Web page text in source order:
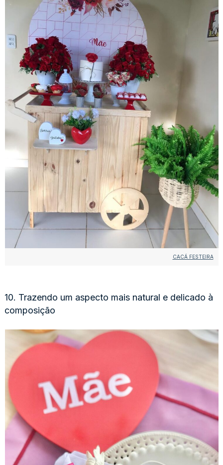
CACÁ FESTEIRA
10. Trazendo um aspecto mais natural e delicado à
composição